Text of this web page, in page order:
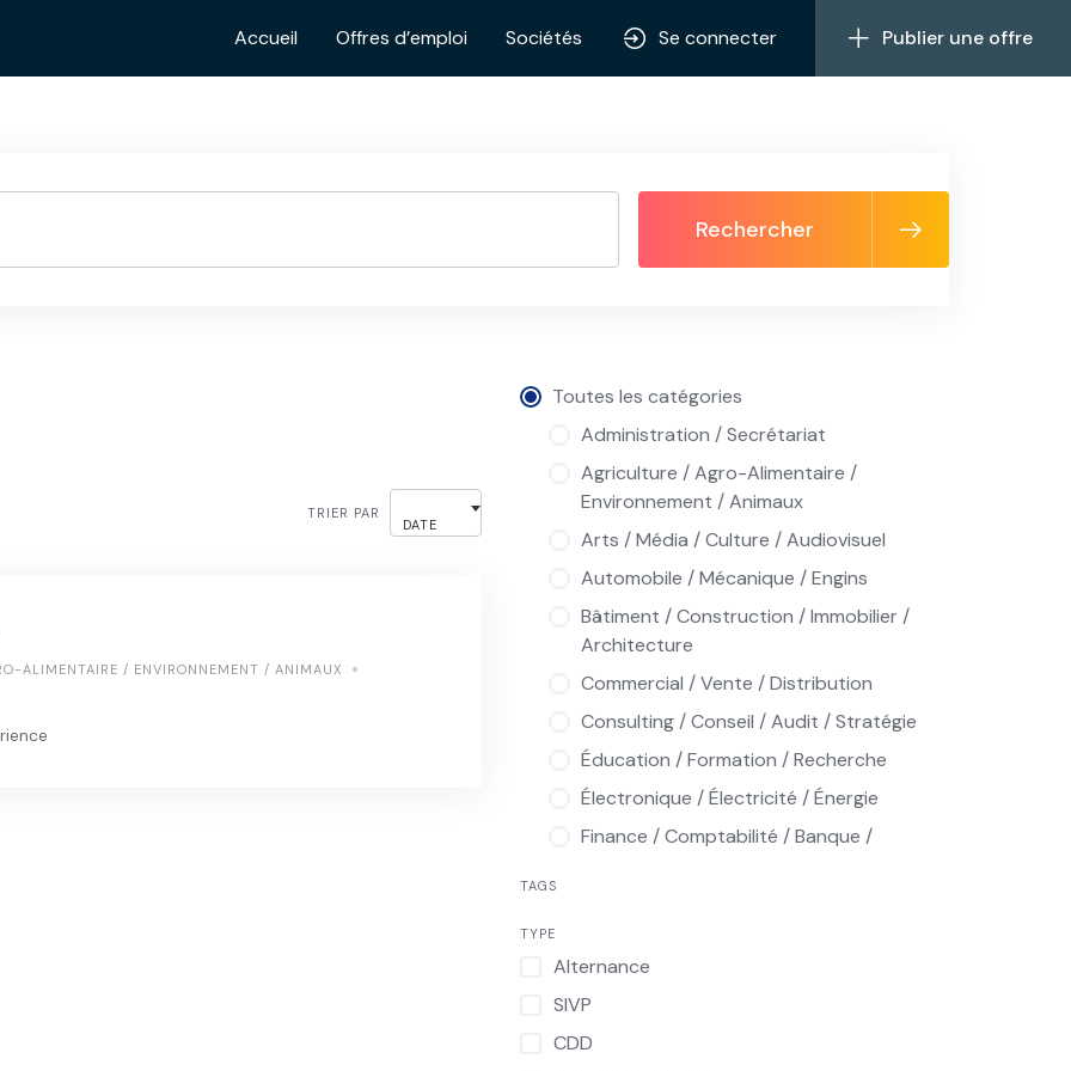
Accueil Offres d’emploi Sociétés Se connecter Publier une offre
Rechercher
TRIER PAR
DATE
ALIMENTAIRE / ENVIRONNEMENT / ANIMAUX
Toutes les catégories
Administration / Secrétariat
Agriculture / Agro-Alimentaire /
Environnement / Animaux
Arts / Média / Culture / Audiovisuel
Automobile / Mécanique / Engins
Bâtiment / Construction / Immobilier /
Architecture
Commercial / Vente / Distribution
Consulting / Conseil / Audit / Stratégie
Éducation / Formation / Recherche
Électronique / Électricité / Énergie
Finance / Comptabilité / Banque /
Informatique / Multimédia / Télécoms
Ingénierie / Industrie / Production /
Qualité / Maintenance
TAGS
TYPE
Alternance
SIVP
CDD